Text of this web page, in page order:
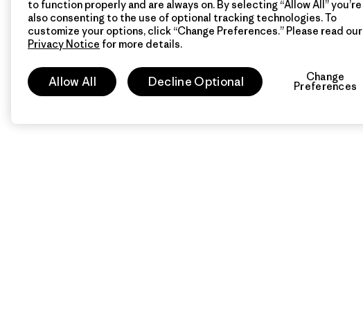
to function properly and are always on. By selecting “Allow All” you’re
also consenting to the use of optional tracking technologies. To
customize your options, click “Change Preferences.” Please read our
Privacy Notice for more details.
Allow All Decline Optional Change
Preferences